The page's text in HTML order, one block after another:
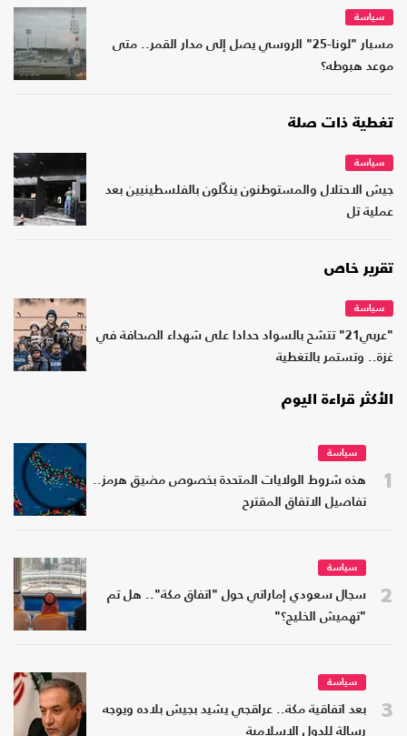
سياسة
مسبار "لونا-25" الروسي يصل إلى مدار القمر.. متى
موعد هبوطه؟
تغطية ذات صلة
سياسة
جيش الاحتلال والمستوطنون ينكّلون بالفلسطينيين بعد
عملية تل
تقرير خاص
سياسة
"عربي21" تتشح بالسواد حدادا على شهداء الصحافة في
غزة.. وتستمر بالتغطية
الأكثر قراءة اليوم
1
سياسة
هذه شروط الولايات المتحدة بخصوص مضيق هرمز..
تفاصيل الاتفاق المقترح
2
سياسة
سجال سعودي إماراتي حول "اتفاق مكة".. هل تم
"تهميش الخليج؟"
3
سياسة
بعد اتفاقية مكة.. عراقجي يشيد بجيش بلاده ويوجه
رسالة للدول الإسلامية